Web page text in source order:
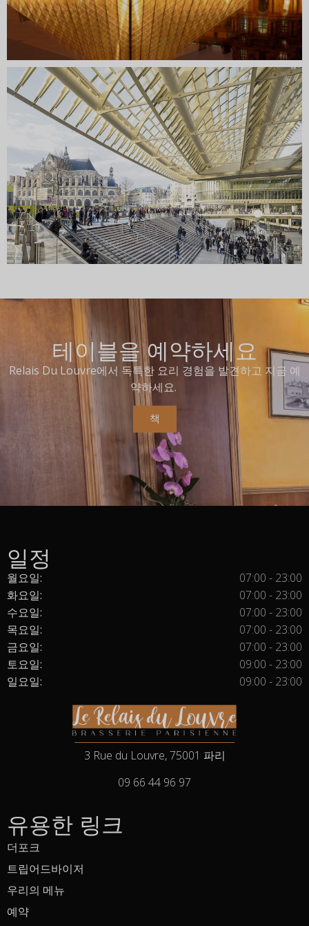
테이블을 예약하세요
Relais Du Louvre에서 독특한 요리 경험을 발견하고 지금 예
약하세요.
책
일정
월요일:
07:00 - 23:00
화요일:
07:00 - 23:00
수요일:
07:00 - 23:00
목요일:
07:00 - 23:00
금요일:
07:00 - 23:00
토요일:
09:00 - 23:00
일요일:
09:00 - 23:00
3 Rue du Louvre, 75001 파리
09 66 44 96 97
유용한 링크
더포크
트립어드바이저
우리의 메뉴
예약